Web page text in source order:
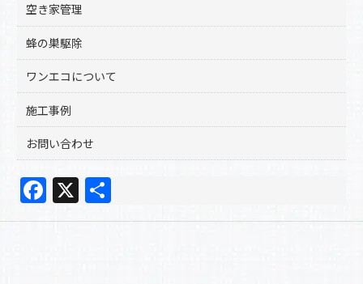
空き家管理
蜂の巣駆除
ワンエコについて
施工事例
お問い合わせ
F
a
X
有